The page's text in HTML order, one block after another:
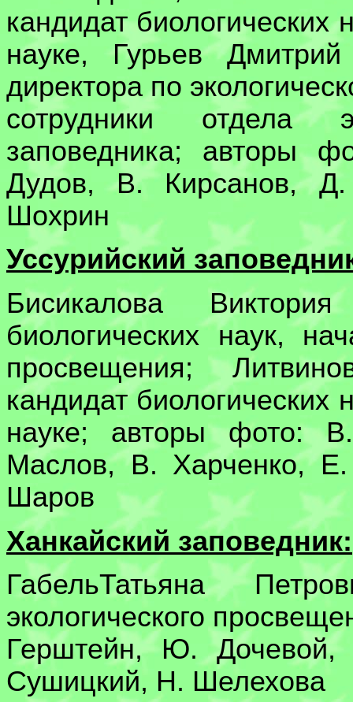
кандидат биологических
науке, Гурьев
директора по
сотрудники отдела
заповедника; авторы
Дудов, В. Кирсанов,
Шохрин
Уссурийский
Бисикалова
биологических наук,
просвещения;
кандидат биологических
науке; авторы фото:
Маслов, В. Харченко,
Шаров
Ханкайский заповедник:
ГабельТатьяна
экологического
Герштейн, Ю.
Сушицкий, Н. Шелехова